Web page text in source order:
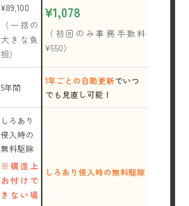
¥89,100
（一括の
大きな負
担）
¥1,078
（初回のみ事務手数料
¥550）
5年間
1年ごとの自動更新でいつ
でも見直し可能！
しろあり
侵入時の
無料駆除
※構造上
お付けで
きない場
しろあり侵入時の無料駆除